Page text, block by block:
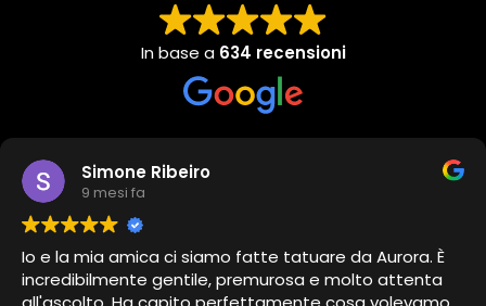
In base a 634 recensioni
Simone Ribeiro
9 mesi fa
Io e la mia amica ci siamo fatte tatuare da Aurora. È
incredibilmente gentile, premurosa e molto attenta